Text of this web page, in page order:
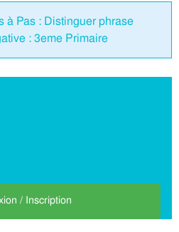
à Pas : Distinguer phrase
: 3eme Primaire
/ Inscription